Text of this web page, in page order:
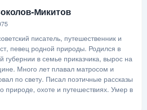
Микитов
писатель, путешественник и
певец родной природы. Родился в
губернии в семье приказчика, вырос на
Много лет плавал матросом и
по свету. Писал поэтичные рассказы
природе, охоте и путешествиях. Умер в